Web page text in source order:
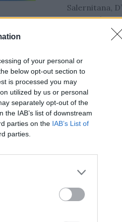
of your personal or
below opt-out section to
is processed you may
utilized by us or personal
separately opt-out of the
IAB’s list of downstream
parties on the IAB’s List of
parties.
in
Salernitana,
Starita al
all’operazione
Ritiro
convocati
Di seguito